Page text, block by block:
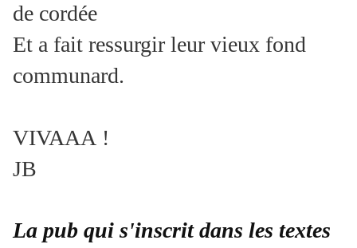
de cordée
Et a fait ressurgir leur vieux fond
communard.
VIVAAA !
JB
La pub qui s'inscrit dans les textes